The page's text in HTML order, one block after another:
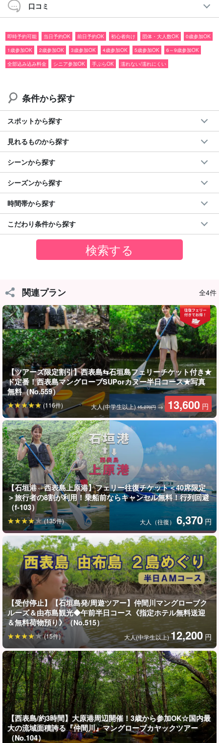
大原港は住んでいる方多く、生活の航路としても使われているた
大原港はこんな方に...
◆仲間川や由布島を楽しみたい方
◆大原港から活動開始する方
◆大原港集合のアクティビティに参加する方
現地購入は大行列で時間ロス...
事前にオンライン予約がおすすめです！
石垣港離島ターミナルは当日とても混雑します。
事前にオンライン予約しておくことで、当日のチケット購入手続
きが不要！
チケット購入のためにわざわざ列に並ぶストレスから解放され、
余裕をもって乗船できますので必ず事前予約しておこう。
【最新版】フェリー混雑状況の記事はこちら
口コミ
即時予約可能 当日予約OK 前日予約OK 初心者向け 団体・大人数OK
0歳参加OK
1歳参加OK
2歳参加OK 3歳参加OK 4歳参加OK 5歳参加OK
6～9歳参加OK
全部込み込み料金
シニア参加OK 手ぶらOK 濡れない/濡れにくい
条件から探す
スポットから探す
見れるものから探す
シーンから探す
シーズンから探す
時間帯から探す
こだわり条件から探す
関連プラン 全4件
【ツアーズ限定割引】西表島⇆石垣島フェリーチケット付き★
ド定番！西表島マングローブSUPorカヌー半日コース★写真
無料（No.559）
大人(中学生以上)15,270円→ 13,600 円
(116件)
【石垣港⇔西表島上原港】フェリー往復チケット＜40席限定
＞旅行者の8割が利用！乗船前ならキャンセル無料！行列回避
（f-103）
大人（往復） 6,370 円
(135件)
【受付停止】【石垣島発/周遊ツアー】仲間川マングローブク
ルーズ＆由布島観光◆午前半日コース《指定ホテル無料送迎
＆無料荷物預り》（No.515）
大人(中学生以上)12,200 円
(15件)
【西表島/約3時間】大原港周辺開催！3歳から参加OK☆国内最
大の流域面積誇る『仲間川』マングローブカヤックツアー
（No.104）